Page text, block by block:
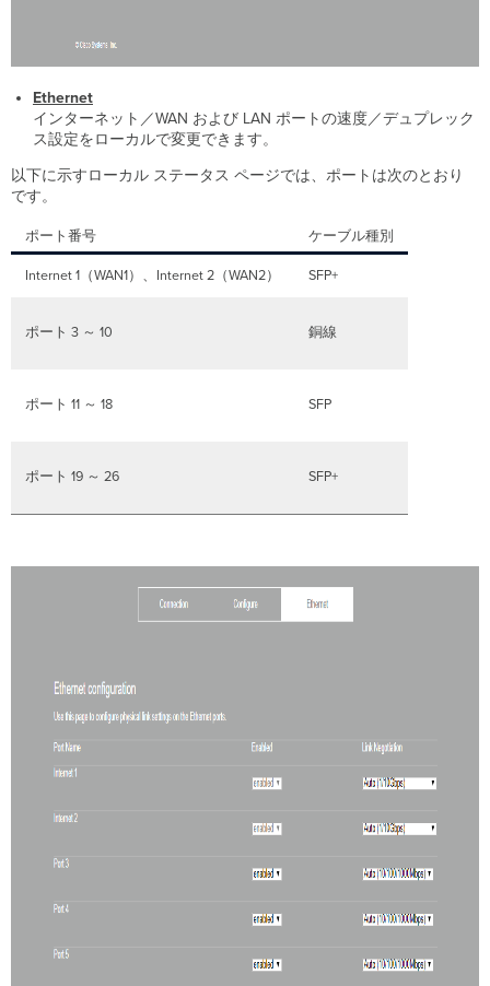
Ethernet
インターネット／WAN および LAN ポートの速度／デュプレック
ス設定をローカルで変更できます。
以下に示すローカル ステータス ページでは、ポートは次のとおり
です。
ポート番号 ケーブル種別
Internet 1（WAN1）、Internet 2（WAN2） SFP+
ポート 3 ～ 10 銅線
ポート 11 ～ 18 SFP
ポート 19 ～ 26 SFP+